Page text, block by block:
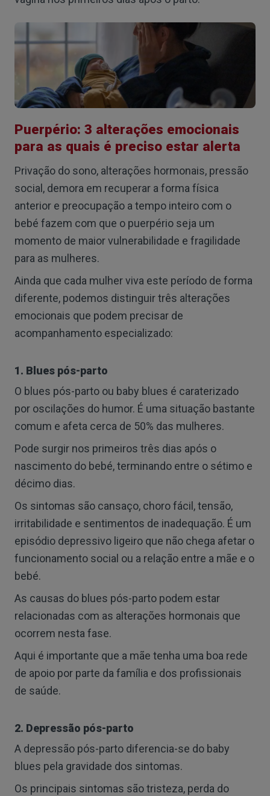
Puerpério: 3 alterações emocionais
para as quais é preciso estar alerta
Privação do sono, alterações hormonais, pressão
social, demora em recuperar a forma física
anterior e preocupação a tempo inteiro com o
bebé fazem com que o puerpério seja um
momento de maior vulnerabilidade e fragilidade
para as mulheres.
Ainda que cada mulher viva este período de forma
diferente, podemos distinguir três alterações
emocionais que podem precisar de
acompanhamento especializado:
1. Blues pós-parto
O blues pós-parto ou baby blues é caraterizado
por oscilações do humor. É uma situação bastante
comum e afeta cerca de 50% das mulheres.
Pode surgir nos primeiros três dias após o
nascimento do bebé, terminando entre o sétimo e
décimo dias.
Os sintomas são cansaço, choro fácil, tensão,
irritabilidade e sentimentos de inadequação. É um
episódio depressivo ligeiro que não chega afetar o
funcionamento social ou a relação entre a mãe e o
bebé.
As causas do blues pós-parto podem estar
relacionadas com as alterações hormonais que
ocorrem nesta fase.
Aqui é importante que a mãe tenha uma boa rede
de apoio por parte da família e dos profissionais
de saúde.
2. Depressão pós-parto
A depressão pós-parto diferencia-se do baby
blues pela gravidade dos sintomas.
Os principais sintomas são tristeza, perda do